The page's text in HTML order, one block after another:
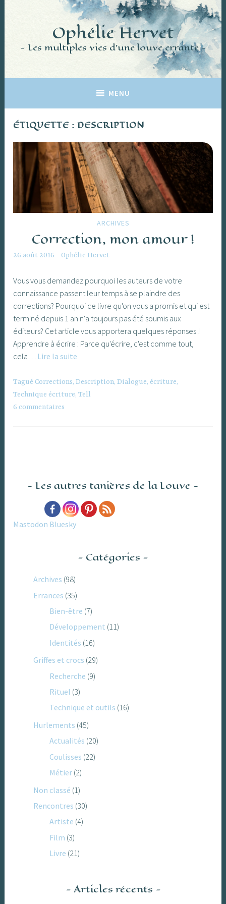
principal
Ophélie Hervet
Les multiples vies d'une louve errante
MENU
ÉTIQUETTE :DESCRIPTION
ARCHIVES
Correction, mon amour !
26 août 2016 Ophélie Hervet
Vous vous demandez pourquoi les auteurs de votre
connaissance passent leur temps à se plaindre des
corrections? Pourquoi ce livre qu'on vous a promis et qui est
terminé depuis 1 an n'a toujours pas été soumis aux
éditeurs? Cet article vous apportera quelques réponses !
Apprendre à écrire : Parce qu'écrire, c'est comme tout,
cela… Lire la suite
amour
!
Tagué Corrections,Description,Dialogue, écriture,
Technique écriture,Tell
6 commentaires
Les autres tanières de la Louve
Mastodon Bluesky
Catégories
Archives (98)
Errances (35)
Bien-être (7)
Développement (11)
Identités (16)
Griffes et crocs (29)
Recherche (9)
Rituel (3)
Technique et outils (16)
Hurlements (45)
Actualités (20)
Coulisses (22)
Métier (2)
Non classé (1)
Rencontres (30)
Artiste (4)
Film (3)
Livre (21)
Articles récents